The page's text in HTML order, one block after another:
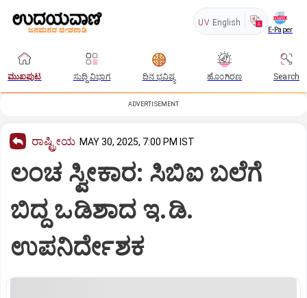
UV English
E-Paper
ಮುಖಪುಟ ಸುದ್ದಿ ವಿಭಾಗ ದಿನ ಭವಿಷ್ಯ ಹೊಂಗಿರಣ Search
ADVERTISEMENT
ರಾಷ್ಟ್ರೀಯ MAY 30, 2025, 7:00 PM IST
ಲಂಚ ಸ್ವೀಕಾರ: ಸಿಬಿಐ ಬಲೆಗೆ
ಬಿದ್ದ ಒಡಿಶಾದ ಇ.ಡಿ.
ಉಪನಿರ್ದೇಶಕ